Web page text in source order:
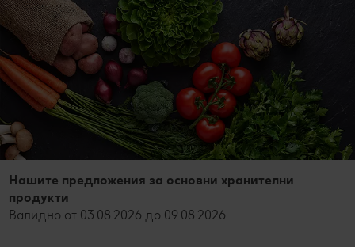
Нашите предложения за основни хранителни
продукти
Валидно от 03.08.2026 до 09.08.2026